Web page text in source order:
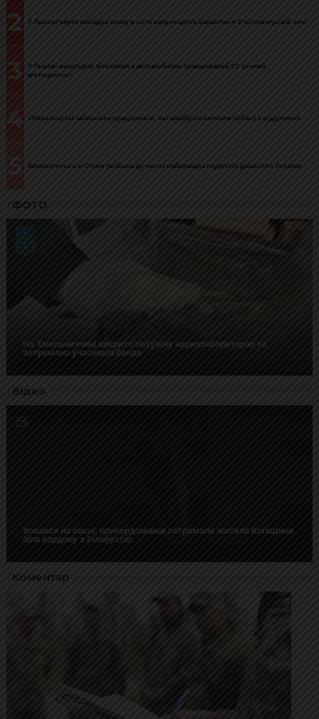
2 У Львові через випадок сказу в кота запровадять карантин у 5-кілометровій зоні
3
У Львові внаслідок зіткнення з автомобілем травмований 32-річний
мотоцикліст
4 «Нова пошта» звільнила працівників, які шваброю вигнали собаку з відділення
5 Вихователька зі Стрия увійшла до числа найкращих педагогів дошкілля України
ФОТО
На Хмельниччині викрито потужну нарколабораторію та
затримано учасників банди
Відео
Ховався на сосні: прикордонники затримали жителя Київщини
біля кордону з Білоруссю
Коментар